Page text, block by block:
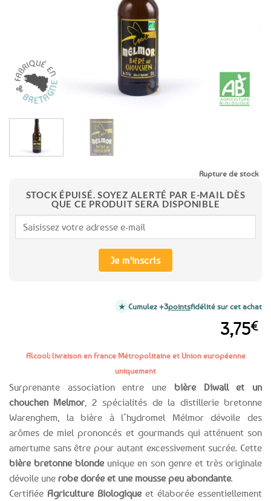
Alcool: livraison en France Métropolitaine et Union européenne
uniquement
Surprenante association entre une bière Diwall et un
chouchen Melmor , 2 spécialités de la distillerie bretonne
Warenghem, la bière à l’hydromel Mélmor dévoile des
arômes de miel prononcés et gourmands qui atténuent son
amertume sans être pour autant excessivement sucrée. Cette
bière bretonne blonde unique en son genre et très originale
dévoile une robe dorée et une mousse peu abondante.
Certifiée Agriculture Biologique et élaborée essentiellement
3,75€
Rupture de stock
STOCK ÉPUISÉ. SOYEZ ALERTÉ PAR E-MAIL DÈS
QUE CE PRODUIT SERA DISPONIBLE
Je m'inscris
Cumulez +3pointsfidélité sur cet achat